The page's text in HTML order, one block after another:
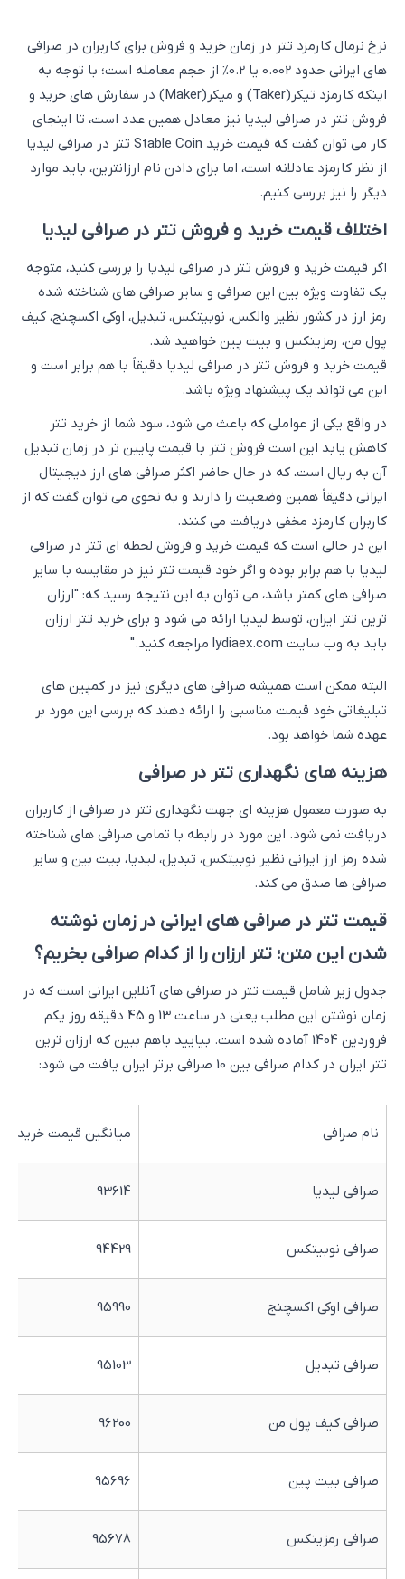
نرخ نرمال کارمزد تتر در زمان خرید و فروش برای کاربران در صرافی
های ایرانی حدود 0.002 یا 0.2% از حجم معامله است؛ با توجه به
اینکه کارمزد تیکر(Taker) و میکر(Maker) در سفارش های خرید و
فروش تتر در صرافی لیدیا نیز معادل همین عدد است، تا اینجای
کار می توان گفت که قیمت خرید Stable Coin تتر در صرافی لیدیا
از نظر کارمزد عادلانه است، اما برای دادن نام ارزانترین، باید موارد
دیگر را نیز بررسی کنیم.
اختلاف قیمت خرید و فروش تتر در صرافی لیدیا
اگر قیمت خرید و فروش تتر در صرافی لیدیا را بررسی کنید، متوجه
یک تفاوت ویژه بین این صرافی و سایر صرافی های شناخته شده
رمز ارز در کشور نظیر والکس، نوبیتکس، تبدیل، اوکی اکسچنج، کیف
پول من، رمزینکس و بیت پین خواهید شد.
قیمت خرید و فروش تتر در صرافی لیدیا دقیقاً با هم برابر است و
این می تواند یک پیشنهاد ویژه باشد.
در واقع یکی از عواملی که باعث می شود، سود شما از خرید تتر
کاهش یابد این است فروش تتر با قیمت پایین تر در زمان تبدیل
آن به ریال است، که در حال حاضر اکثر صرافی های ارز دیجیتال
ایرانی دقیقاً همین وضعیت را دارند و به نحوی می توان گفت که از
کاربران کارمزد مخفی دریافت می کنند.
این در حالی است که قیمت خرید و فروش لحظه ای تتر در صرافی
لیدیا با هم برابر بوده و اگر خود قیمت تتر نیز در مقایسه با سایر
صرافی های کمتر باشد، می توان به این نتیجه رسید که: "ارزان
ترین تتر ایران، توسط لیدیا ارائه می شود و برای خرید تتر ارزان
باید به وب سایت lydiaex.com مراجعه کنید."
البته ممکن است همیشه صرافی های دیگری نیز در کمپین های
تبلیغاتی خود قیمت مناسبی را ارائه دهند که بررسی این مورد بر
عهده شما خواهد بود.
هزینه های نگهداری تتر در صرافی
به صورت معمول هزینه ای جهت نگهداری تتر در صرافی از کاربران
دریافت نمی شود. این مورد در رابطه با تمامی صرافی های شناخته
شده رمز ارز ایرانی نظیر نوبیتکس، تبدیل، لیدیا، بیت بین و سایر
صرافی ها صدق می کند.
قیمت تتر در صرافی های ایرانی در زمان نوشته
شدن این متن؛ تتر ارزان را از کدام صرافی بخریم؟
جدول زیر شامل قیمت تتر در صرافی های آنلاین ایرانی است که در
زمان نوشتن این مطلب یعنی در ساعت 13 و 45 دقیقه روز یکم
فروردین 1404 آماده شده است. بیایید باهم ببین که ارزان ترین
تتر ایران در کدام صرافی بین 10 صرافی برتر ایران یافت می شود:
نام صرافی میانگین قیمت خرید
صرافی لیدیا 93614
صرافی نوبیتکس 94429
صرافی اوکی اکسچنج 95990
صرافی تبدیل 95103
صرافی کیف پول من 96200
صرافی بیت پین 95696
صرافی رمزینکس 95678